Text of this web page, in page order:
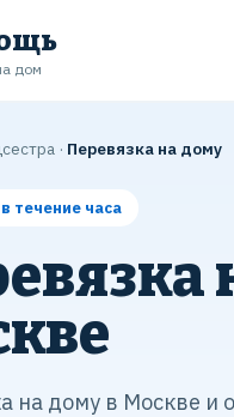
дом
· Перевязка на дому
течение часа
на дому в Москве и